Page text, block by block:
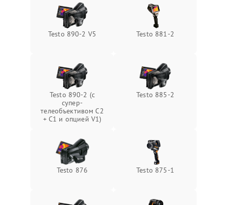
Testo 890-2 V5 Testo 881-2
Testo 890-2 (c
супер-
телеобъективом C2
+ C1 и опцией V1)
Testo 885-2
Testo 876 Testo 875-1